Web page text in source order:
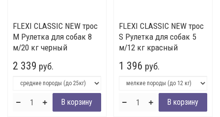
FLEXI CLASSIC NEW трос
M Рулетка для собак 8
м/20 кг черный
2 339 руб.
FLEXI CLASSIC NEW трос
S Рулетка для собак 5
м/12 кг красный
1 396 руб.